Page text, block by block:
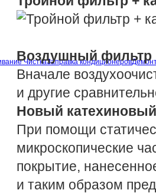
ЧисткаЗаправка кондиционеров
Воздушный фильтр
Вначале
и другие
Новый
При помощи
микроскопические
покрытие,
и таким образом